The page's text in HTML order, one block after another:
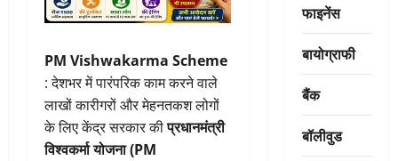
PM Vishwakarma Scheme
: देशभर में पारंपरिक काम करने वाले
लाखों कारीगरों और मेहनतकश लोगों
के लिए केंद्र सरकार कीप्रधानमंत्री
विश्वकर्मा योजना (PM
फाइनेंस
बायोग्राफी
बैंक
बॉलीवुड